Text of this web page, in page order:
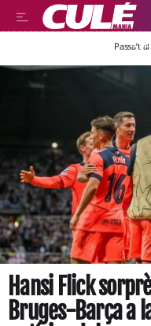
Passa’t
Hansi Flick
Bruges-Barça a